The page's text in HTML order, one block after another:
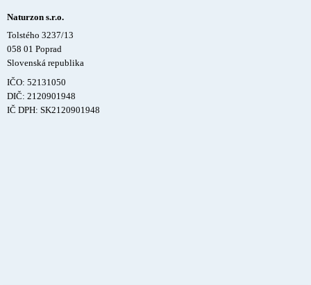
Naturzon s.r.o.
Tolstého 3237/13
058 01 Poprad
Slovenská republika
IČO: 52131050
DIČ: 2120901948
IČ DPH: SK2120901948